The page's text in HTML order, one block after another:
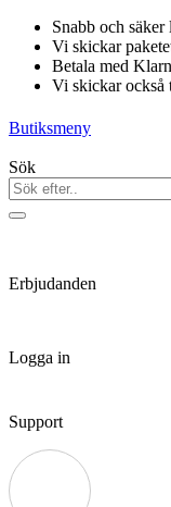
Hoppa
innehåll
Snabb och säker
Vi skickar
Betala med
Vi skickar också
Butiksmeny
Sök
Erbjudanden
Logga in
Support